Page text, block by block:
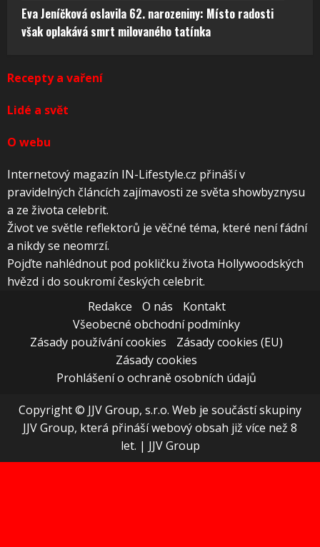
Eva Jeníčková oslavila 62. narozeniny: Místo radosti
však oplakává smrt milovaného tatínka
Recepty a vaření
Lidé a svět
O webu
Internetový magazín IN-Lifestyle.cz přináší v
pravidelných článcích zajímavosti ze světa showbyznysu
a ze života celebrit.
Život ve světle reflektorů je věčné téma, které není fádní
a nikdy se neomrzí.
Pojďte nahlédnout pod pokličku života Hollywoodských
hvězd i do soukromí českých celebrit.
Redakce
O nás
Kontakt
Všeobecné obchodní podmínky
Zásady používání cookies
Zásady cookies (EU)
Zásady cookies
Prohlášení o ochraně osobních údajů
Copyright © JJV Group, s.r.o. Web je součástí skupiny
JJV Group, která přináší webový obsah již více než 8
let. | JJV Group